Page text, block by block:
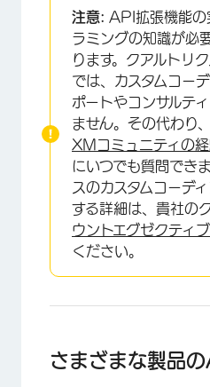
注意: API拡張機能の
ラミングの知識が必
ります。クアルトリ
では、カスタムコー
ポートやコンサルテ
ません。その代わり
XMコミュニティの
にいつでも質問でき
スのカスタムコーデ
する詳細は、貴社の
ウントエグゼクティブ
ください。
さまざまな製品